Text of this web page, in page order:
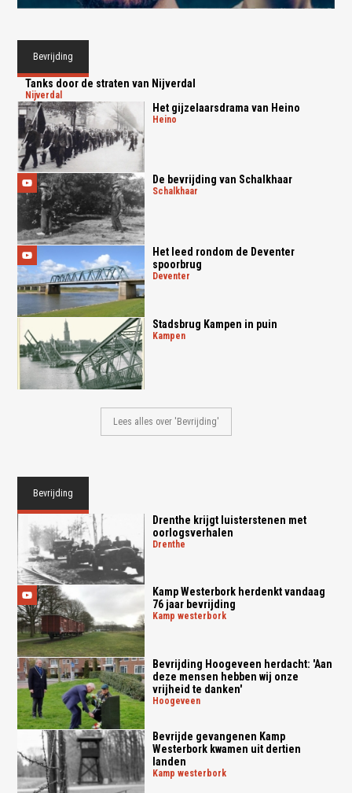
Bevrijding
Tanks door de straten van Nijverdal
nijverdal
Het gijzelaarsdrama van Heino
heino
De bevrijding van Schalkhaar
schalkhaar
Het leed rondom de Deventer
spoorbrug
deventer
Stadsbrug Kampen in puin
kampen
Lees alles over 'Bevrijding'
Bevrijding
Drenthe krijgt luisterstenen met
oorlogsverhalen
drenthe
Kamp Westerbork herdenkt vandaag
76 jaar bevrijding
kamp westerbork
Bevrijding Hoogeveen herdacht: 'Aan
deze mensen hebben wij onze
vrijheid te danken'
hoogeveen
Bevrijde gevangenen Kamp
Westerbork kwamen uit dertien
landen
kamp westerbork